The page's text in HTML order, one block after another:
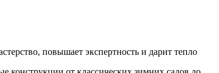
повышает экспертность и дарит тепло